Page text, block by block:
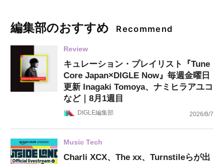
編集部のおすすめ Recommend
Review
キュレーション・プレイリスト『Tune
Core Japan×DIGLE Now』毎週金曜日
更新 Inagaki Tomoya、ナミヒラアユコ
など｜8月1週目
DIGLE編集部 2026/8/7
Music Tech
Charli XCX、The xx、Turnstileらが出